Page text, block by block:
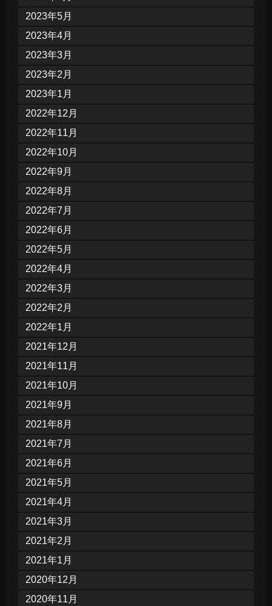
2023年5月
2023年4月
2023年3月
2023年2月
2023年1月
2022年12月
2022年11月
2022年10月
2022年9月
2022年8月
2022年7月
2022年6月
2022年5月
2022年4月
2022年3月
2022年2月
2022年1月
2021年12月
2021年11月
2021年10月
2021年9月
2021年8月
2021年7月
2021年6月
2021年5月
2021年4月
2021年3月
2021年2月
2021年1月
2020年12月
2020年11月